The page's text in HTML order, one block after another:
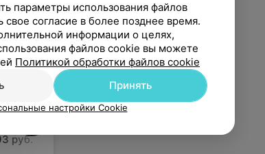
класса IgM к
руб.
Chlamidia pneumoniae
15,30 руб.
параметры использования файлов
согласие в более позднее время.
информации о целях,
файлов cookie вы можете
Политикой обработки файлов cookie
Принять
настройки Cookie